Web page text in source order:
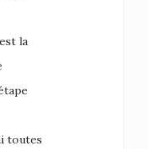
la
toutes